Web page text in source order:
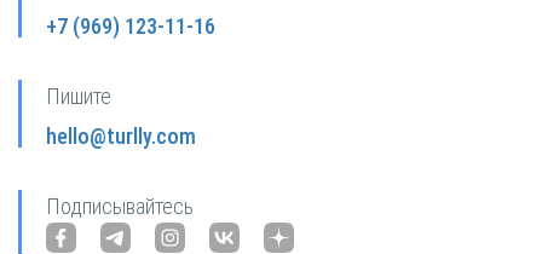
+7 (969) 123-11-16
Пишите
hello@turlly.com
Подписывайтесь